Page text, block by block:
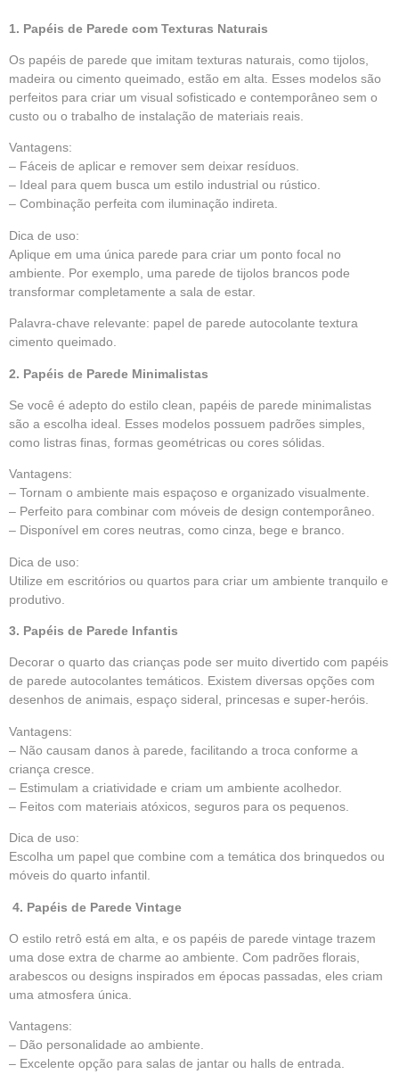
1. Papéis de Parede com Texturas Naturais
Os papéis de parede que imitam texturas naturais, como tijolos,
madeira ou cimento queimado, estão em alta. Esses modelos são
perfeitos para criar um visual sofisticado e contemporâneo sem o
custo ou o trabalho de instalação de materiais reais.
Vantagens:
– Fáceis de aplicar e remover sem deixar resíduos.
– Ideal para quem busca um estilo industrial ou rústico.
– Combinação perfeita com iluminação indireta.
Dica de uso:
Aplique em uma única parede para criar um ponto focal no
ambiente. Por exemplo, uma parede de tijolos brancos pode
transformar completamente a sala de estar.
Palavra-chave relevante: papel de parede autocolante textura
cimento queimado.
2. Papéis de Parede Minimalistas
Se você é adepto do estilo clean, papéis de parede minimalistas
são a escolha ideal. Esses modelos possuem padrões simples,
como listras finas, formas geométricas ou cores sólidas.
Vantagens:
– Tornam o ambiente mais espaçoso e organizado visualmente.
– Perfeito para combinar com móveis de design contemporâneo.
– Disponível em cores neutras, como cinza, bege e branco.
Dica de uso:
Utilize em escritórios ou quartos para criar um ambiente tranquilo e
produtivo.
3. Papéis de Parede Infantis
Decorar o quarto das crianças pode ser muito divertido com papéis
de parede autocolantes temáticos. Existem diversas opções com
desenhos de animais, espaço sideral, princesas e super-heróis.
Vantagens:
– Não causam danos à parede, facilitando a troca conforme a
criança cresce.
– Estimulam a criatividade e criam um ambiente acolhedor.
– Feitos com materiais atóxicos, seguros para os pequenos.
Dica de uso:
Escolha um papel que combine com a temática dos brinquedos ou
móveis do quarto infantil.
4. Papéis de Parede Vintage
O estilo retrô está em alta, e os papéis de parede vintage trazem
uma dose extra de charme ao ambiente. Com padrões florais,
arabescos ou designs inspirados em épocas passadas, eles criam
uma atmosfera única.
Vantagens:
– Dão personalidade ao ambiente.
– Excelente opção para salas de jantar ou halls de entrada.